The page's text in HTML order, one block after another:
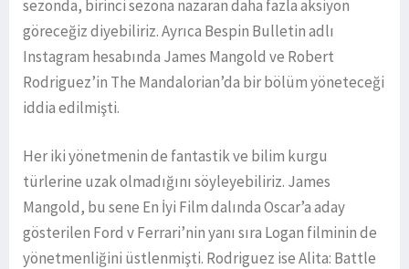
sezonda, birinci sezona nazaran daha fazla aksiyon
göreceğiz diyebiliriz. Ayrıca Bespin Bulletin adlı
Instagram hesabında James Mangold ve Robert
Rodriguez’in The Mandalorian’da bir bölüm yöneteceği
iddia edilmişti.
Her iki yönetmenin de fantastik ve bilim kurgu
türlerine uzak olmadığını söyleyebiliriz. James
Mangold, bu sene En İyi Film dalında Oscar’a aday
gösterilen Ford v Ferrari’nin yanı sıra Logan filminin de
yönetmenliğini üstlenmişti. Rodriguez ise Alita: Battle